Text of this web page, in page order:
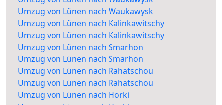
Umzug von Lünen nach Waukawysk
Umzug von Lünen nach Kalinkawitschy
Umzug von Lünen nach Kalinkawitschy
Umzug von Lünen nach Smarhon
Umzug von Lünen nach Smarhon
Umzug von Lünen nach Rahatschou
Umzug von Lünen nach Rahatschou
Umzug von Lünen nach Horki